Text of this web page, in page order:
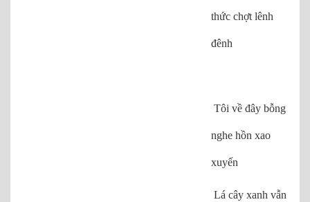
thức chợt lênh
đênh
Tôi về đây bỗng
nghe hồn xao
xuyến
Lá cây xanh vẫn